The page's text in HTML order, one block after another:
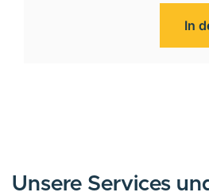
In
Unsere Services